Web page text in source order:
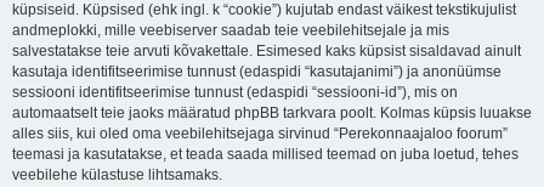
küpsiseid. Küpsised (ehk ingl. k “cookie”) kujutab endast väikest tekstikujulist
andmeplokki, mille veebiserver saadab teie veebilehitsejale ja mis
salvestatakse teie arvuti kõvakettale. Esimesed kaks küpsist sisaldavad ainult
kasutaja identifitseerimise tunnust (edaspidi “kasutajanimi”) ja anonüümse
sessiooni identifitseerimise tunnust (edaspidi “sessiooni-id”), mis on
automaatselt teie jaoks määratud phpBB tarkvara poolt. Kolmas küpsis luuakse
alles siis, kui oled oma veebilehitsejaga sirvinud “Perekonnaajaloo foorum”
teemasi ja kasutatakse, et teada saada millised teemad on juba loetud, tehes
veebilehe külastuse lihtsamaks.